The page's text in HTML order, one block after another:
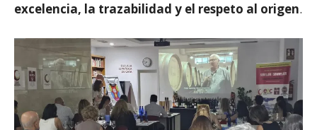
excelencia, la trazabilidad y el respeto al origen.